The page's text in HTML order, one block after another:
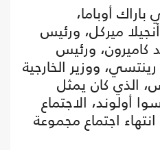
أوباما،
ميركل، ورئيس
كاميرون، ورئيس
رينتسي، ووزير الخارجية
الذي كان يمثل
أولوند، الاجتماع
اجتماع مجموعة